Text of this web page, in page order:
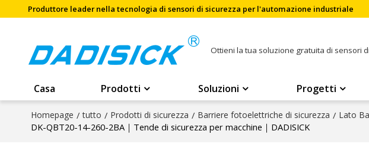
Produttore leader nella tecnologia di sensori di sicurezza per l'automazione industriale
Ottieni la tua soluzione gratuita di sensori
Casa Prodotti Soluzioni Progetti
Homepage / tutto / Prodotti di sicurezza / Barriere fotoelettriche di sicurezza / Lato
DK-QBT20-14-260-2BA｜Tende di sicurezza per macchine｜DADISICK